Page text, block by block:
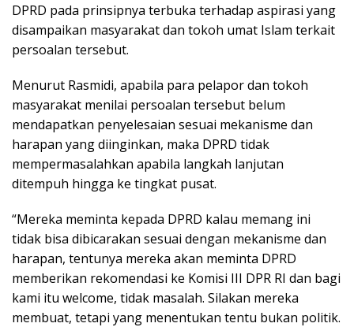
DPRD pada prinsipnya terbuka terhadap aspirasi yang
disampaikan masyarakat dan tokoh umat Islam terkait
persoalan tersebut.
Menurut Rasmidi, apabila para pelapor dan tokoh
masyarakat menilai persoalan tersebut belum
mendapatkan penyelesaian sesuai mekanisme dan
harapan yang diinginkan, maka DPRD tidak
mempermasalahkan apabila langkah lanjutan
ditempuh hingga ke tingkat pusat.
“Mereka meminta kepada DPRD kalau memang ini
tidak bisa dibicarakan sesuai dengan mekanisme dan
harapan, tentunya mereka akan meminta DPRD
memberikan rekomendasi ke Komisi III DPR RI dan bagi
kami itu welcome, tidak masalah. Silakan mereka
membuat, tetapi yang menentukan tentu bukan politik.